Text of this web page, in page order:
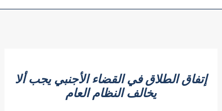
إتفاق الطلاق في القضاء الأجنبي يجب ألا
يخالف النظام العام